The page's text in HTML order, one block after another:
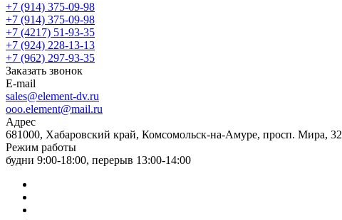
+7 (914) 375-09-98
+7 (914) 375-09-98
+7 (4217) 51-93-35
+7 (924) 228-13-13
+7 (962) 297-93-35
Заказать звонок
E-mail
sales@element-dv.ru
ooo.element@mail.ru
Адрес
681000, Хабаровский край, Комсомольск-на-Амуре, просп. Мира, 32
Режим работы
будни 9:00-18:00, перерыв 13:00-14:00